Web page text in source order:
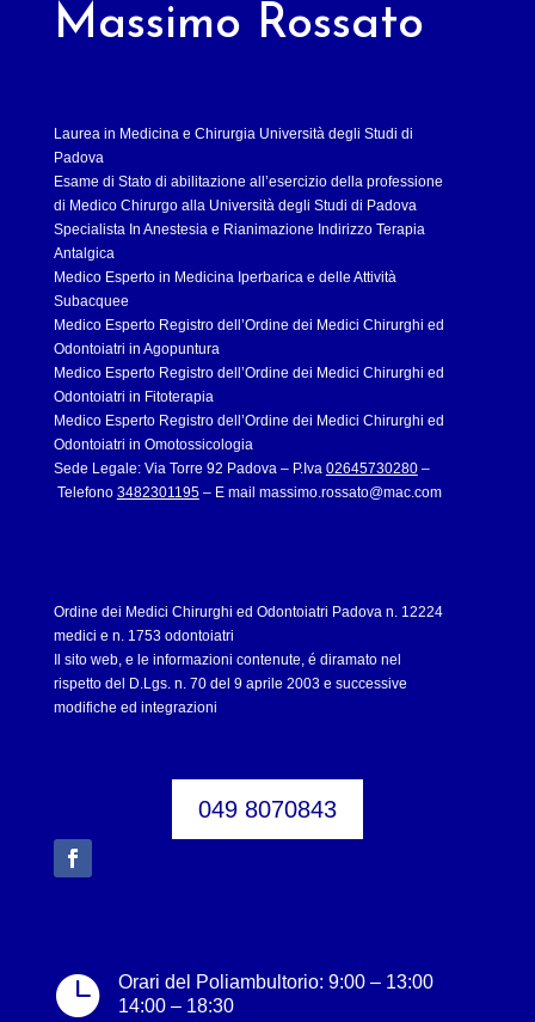
Massimo Rossato
Laurea in Medicina e Chirurgia Università degli Studi di
Padova
Esame di Stato di abilitazione all’esercizio della professione
di Medico Chirurgo alla Università degli Studi di Padova
Specialista In Anestesia e Rianimazione Indirizzo Terapia
Antalgica
Medico Esperto in Medicina Iperbarica e delle Attività
Subacquee
Medico Esperto Registro dell’Ordine dei Medici Chirurghi ed
Odontoiatri in Agopuntura
Medico Esperto Registro dell’Ordine dei Medici Chirurghi ed
Odontoiatri in Fitoterapia
Medico Esperto Registro dell’Ordine dei Medici Chirurghi ed
Odontoiatri in Omotossicologia
Sede Legale: Via Torre 92 Padova – P.Iva 02645730280–
Telefono 3482301195– E mail massimo.rossato@mac.com
Ordine dei Medici Chirurghi ed Odontoiatri Padova n. 12224
medici e n. 1753 odontoiatri
Il sito web, e le informazioni contenute, é diramato nel
rispetto del D.Lgs. n. 70 del 9 aprile 2003 e successive
modifiche ed integrazioni
049 8070843

Orari del Poliambultorio: 9:00 – 13:00
14:00 – 18:30